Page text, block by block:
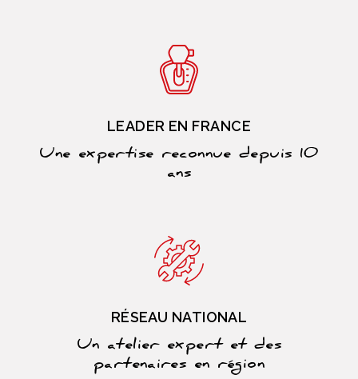
LEADER EN FRANCE
Une expertise reconnue depuis 10
ans
RÉSEAU NATIONAL
Un atelier expert et des
partenaires en région